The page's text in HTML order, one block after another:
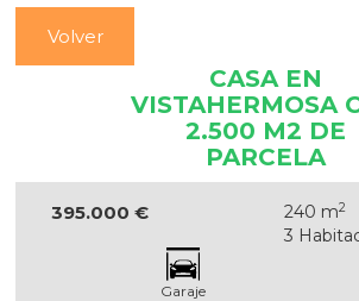
Volver
CASA EN
VISTAHERMOSA
2.500 M2 DE
PARCELA
395.000 € 240 m2
3
Garaje